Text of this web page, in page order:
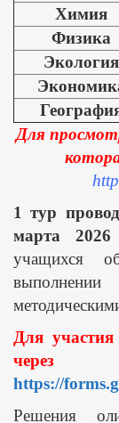
Химия
Физика
Экология
Для
1 тур
марта
учащихся
Для
через
https://
Решения